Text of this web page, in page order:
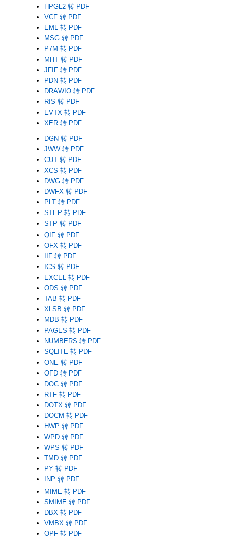
HPGL2 转 PDF
VCF 转 PDF
EML 转 PDF
MSG 转 PDF
P7M 转 PDF
MHT 转 PDF
JFIF 转 PDF
PDN 转 PDF
DRAWIO 转 PDF
RIS 转 PDF
EVTX 转 PDF
XER 转 PDF
DGN 转 PDF
JWW 转 PDF
CUT 转 PDF
XCS 转 PDF
DWG 转 PDF
DWFX 转 PDF
PLT 转 PDF
STEP 转 PDF
STP 转 PDF
QIF 转 PDF
OFX 转 PDF
IIF 转 PDF
ICS 转 PDF
EXCEL 转 PDF
ODS 转 PDF
TAB 转 PDF
XLSB 转 PDF
MDB 转 PDF
PAGES 转 PDF
NUMBERS 转 PDF
SQLITE 转 PDF
ONE 转 PDF
OFD 转 PDF
DOC 转 PDF
RTF 转 PDF
DOTX 转 PDF
DOCM 转 PDF
HWP 转 PDF
WPD 转 PDF
WPS 转 PDF
TMD 转 PDF
PY 转 PDF
INP 转 PDF
MIME 转 PDF
SMIME 转 PDF
DBX 转 PDF
VMBX 转 PDF
OPF 转 PDF